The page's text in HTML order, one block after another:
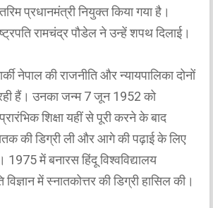
प्रधानमंत्री नियुक्त किया गया है।
रामचंद्र पौडेल ने उन्हें शपथ दिलाई।
नेपाल की राजनीति और न्यायपालिका दोनों
हैं। उनका जन्म 7 जून 1952 को
शिक्षा यहीं से पूरी करने के बाद
की डिग्री ली और आगे की पढ़ाई के लिए
में बनारस हिंदू विश्वविद्यालय
में स्नातकोत्तर की डिग्री हासिल की।